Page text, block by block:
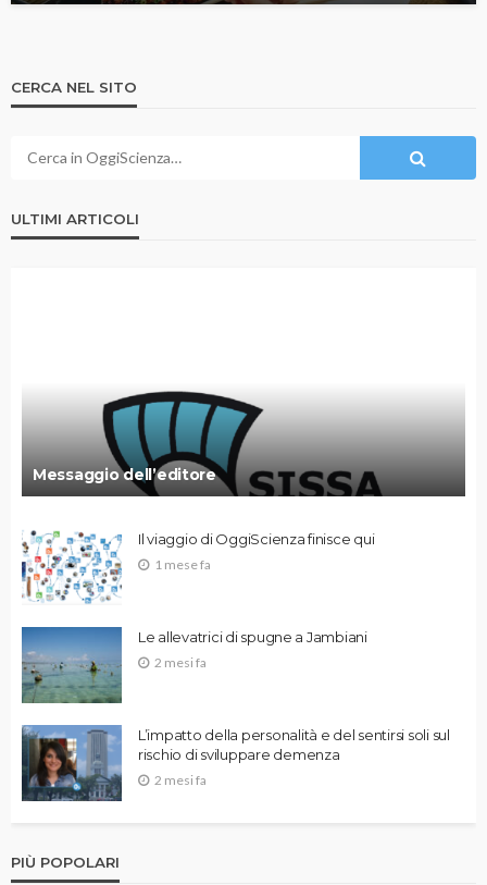
CERCA NEL SITO
ULTIMI ARTICOLI
Messaggio dell’editore
Il viaggio di OggiScienza finisce qui
1 mese fa
Le allevatrici di spugne a Jambiani
2 mesi fa
L’impatto della personalità e del sentirsi soli sul
rischio di sviluppare demenza
2 mesi fa
PIÙ POPOLARI